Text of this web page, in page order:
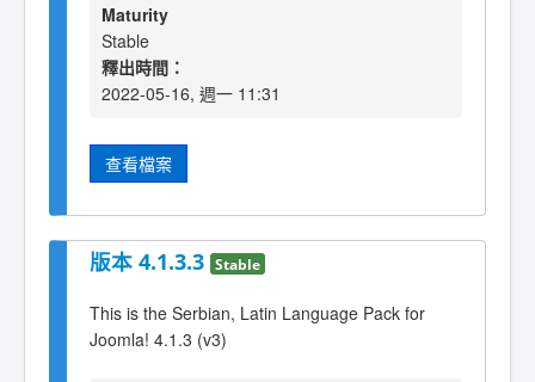
Maturity
Stable
釋出時間：
2022-05-16, 週一 11:31
查看檔案
版本 4.1.3.3 Stable
This is the Serbian, Latin Language Pack for
Joomla! 4.1.3 (v3)